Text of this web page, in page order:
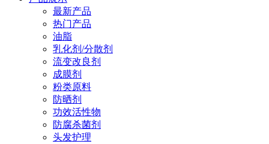
最新产品
热门产品
油脂
乳化剂/分散剂
流变改良剂
成膜剂
粉类原料
防晒剂
功效活性物
防腐杀菌剂
头发护理